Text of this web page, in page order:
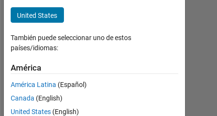
2021
0
0
Follow
United States
También puede seleccionar uno de estos
países/idiomas:
América
América Latina (Español)
Canada (English)
United States (English)